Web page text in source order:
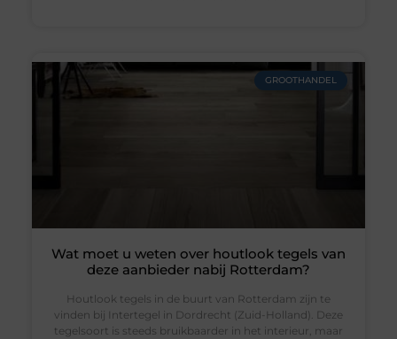
GROOTHANDEL
Wat moet u weten over houtlook tegels van
deze aanbieder nabij Rotterdam?
Houtlook tegels in de buurt van Rotterdam zijn te
vinden bij Intertegel in Dordrecht (Zuid-Holland). Deze
tegelsoort is steeds bruikbaarder in het interieur, maar